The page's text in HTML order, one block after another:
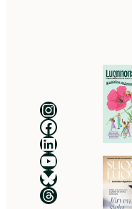
Luonnonsuojeluliitto Instagramissa
Luonnonsuojeluliitto Facebookissa
Luonnonsuojeluliitto LinkedInissä
Luonnonsuojeluliiton YouTube-kanava
Luonnonsuojeluliitto Blueskyssa
Luonnonsuojeluliitto Threadsissa